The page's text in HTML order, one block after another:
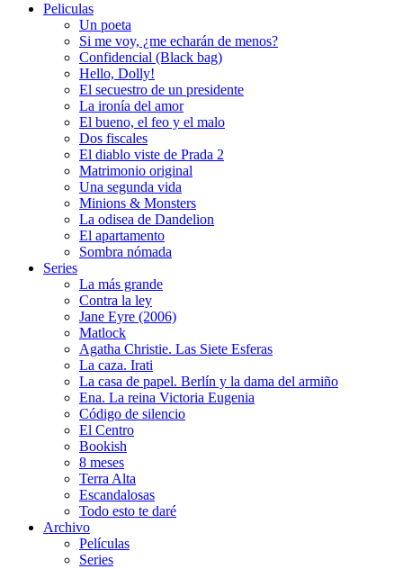
Peliculas
Un poeta
Si me voy, ¿me echarán de menos?
Confidencial (Black bag)
Hello, Dolly!
El secuestro de un presidente
La ironía del amor
El bueno, el feo y el malo
Dos fiscales
El diablo viste de Prada 2
Matrimonio original
Una segunda vida
Minions & Monsters
La odisea de Dandelion
El apartamento
Sombra nómada
Series
La más grande
Contra la ley
Jane Eyre (2006)
Matlock
Agatha Christie. Las Siete Esferas
La caza. Irati
La casa de papel. Berlín y la dama del armiño
Ena. La reina Victoria Eugenia
Código de silencio
El Centro
Bookish
8 meses
Terra Alta
Escandalosas
Todo esto te daré
Archivo
Películas
Series